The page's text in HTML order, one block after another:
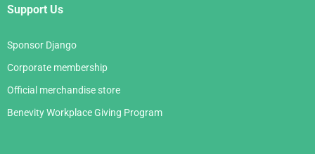
Support Us
Sponsor Django
Corporate membership
Official merchandise store
Benevity Workplace Giving Program